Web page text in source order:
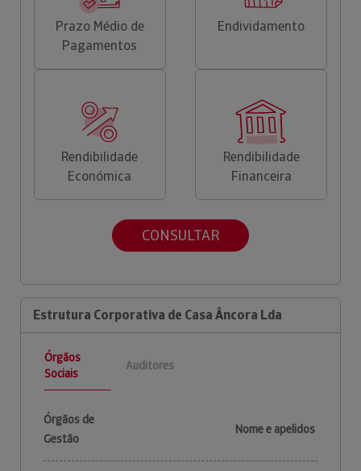
Prazo Médio de
Pagamentos
Endividamento
Rendibilidade
Económica
Rendibilidade
Financeira
CONSULTAR
Estrutura Corporativa de Casa Âncora Lda
Órgãos
Sociais
Auditores
Órgãos de
Gestão
Nome e apelidos